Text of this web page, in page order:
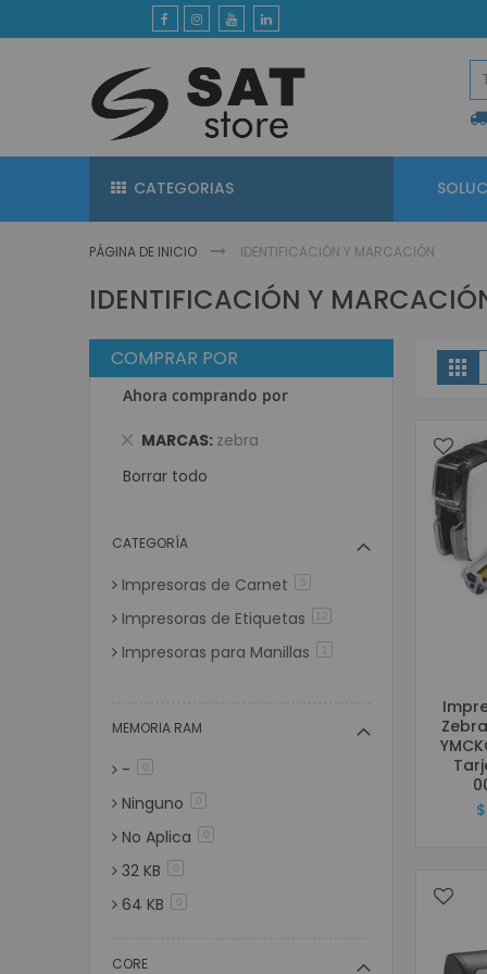
contenido
CATEGORIAS
PÁGINA DE INICIO IDENTIFICACIÓN Y MARCACIÓN
IDENTIFICACIÓN Y
COMPRAR POR
Ahora comprando por
MARCAS zebra
Eliminar
artículo
Borrar todo
CATEGORÍA
Impresoras de Carnet 5artículos
Impresoras de Etiquetas 12
Impresoras para Manillas 1
MEMORIA RAM
-
Ninguno
No Aplica
32 KB
64 KB
CORE